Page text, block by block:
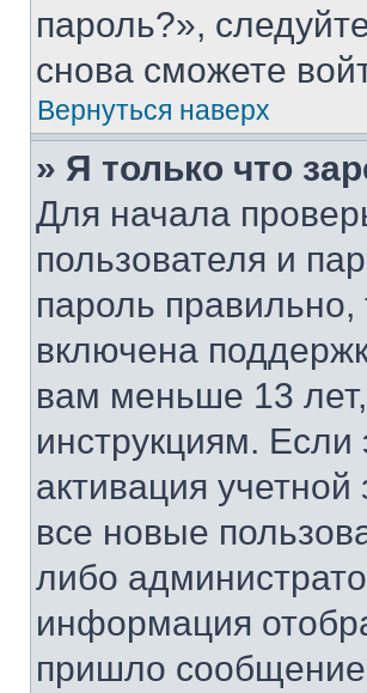
пароль?»,
снова сможете
Вернуться наверх
» Я только что
Для начала
пользователя и
пароль
включена
вам меньше 13
инструкциям. Если
активация
все новые
либо
информация
пришло сообщение